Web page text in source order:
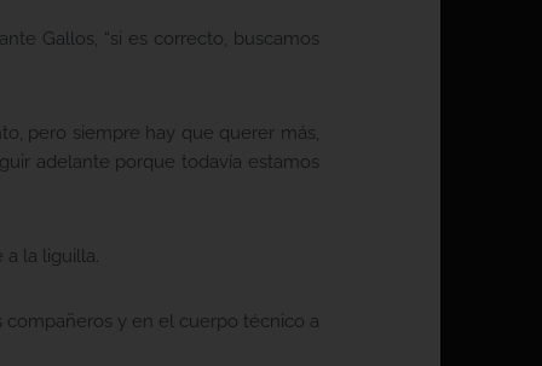
Gallos, “si es correcto, buscamos
pero siempre hay que querer más,
adelante porque todavía estamos
la liguilla.
compañeros y en el cuerpo técnico a